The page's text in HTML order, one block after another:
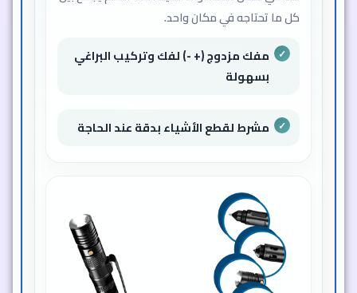
كل ما تحتاجه في مكان واحد.
مفك مزدوج (+ -) لفك وتركيب البراغي
بسهولة
مشرط لقطع الأشياء بدقة عند الحاجة